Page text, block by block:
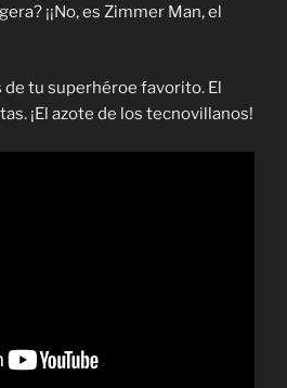
¡¡No, es Zimmer Man, el
tu superhéroe favorito. El
¡El azote de los tecnovillanos!